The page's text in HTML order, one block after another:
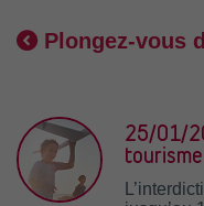
Plongez-vous
25/01/
tourisme